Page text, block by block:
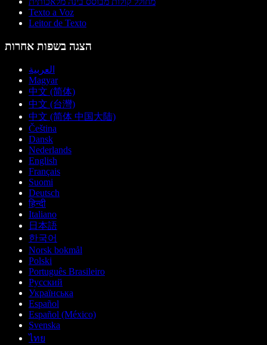
Texto a Voz
Leitor de Texto
הצגה בשפות אחרות
العربية
Magyar
中文 (简体)
中文 (台灣)
中文 (简体 中国大陆)
Čeština
Dansk
Nederlands
English
Français
Suomi
Deutsch
हिन्दी
Italiano
日本語
한국어
Norsk bokmål
Polski
Português Brasileiro
Русский
Українська
Español
Español (México)
Svenska
ไทย